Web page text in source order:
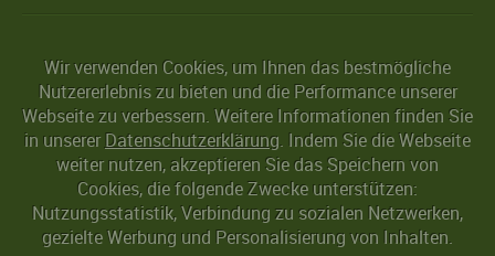
Wir verwenden Cookies, um Ihnen das bestmögliche
Nutzererlebnis zu bieten und die Performance unserer
Webseite zu verbessern. Weitere Informationen finden Sie
in unserer Datenschutzerklärung. Indem Sie die Webseite
weiter nutzen, akzeptieren Sie das Speichern von
Cookies, die folgende Zwecke unterstützen:
Nutzungsstatistik, Verbindung zu sozialen Netzwerken,
gezielte Werbung und Personalisierung von Inhalten.